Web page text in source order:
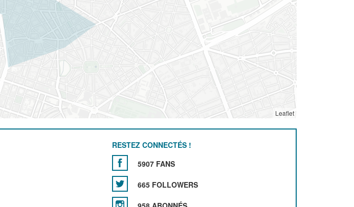
Leaflet
RESTEZ CONNECTÉS !
5907 FANS
665 FOLLOWERS